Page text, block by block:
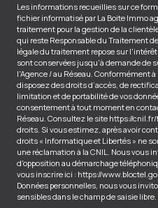
Les informations recueillies sur ce
fichier informatisé par La Boite Immo
traitement pour la gestion de la
qui reste Responsable du Traitement
légale du traitement repose sur
sont conservées jusqu'à demande de
l'Agence / au Réseau. Conformément
disposez des droits d’accès, de
limitation et de portabilité de vos
consentement à tout moment en
Réseau. Consultez le site https://
droits. Si vous estimez, après avoir
droits « Informatique et Libertés » ne
une réclamation à la CNIL. Nous vous
d'opposition au démarchage
vous inscrire ici : https://
Données personnelles, nous vous
sensibles dans le champ de saisie libre.